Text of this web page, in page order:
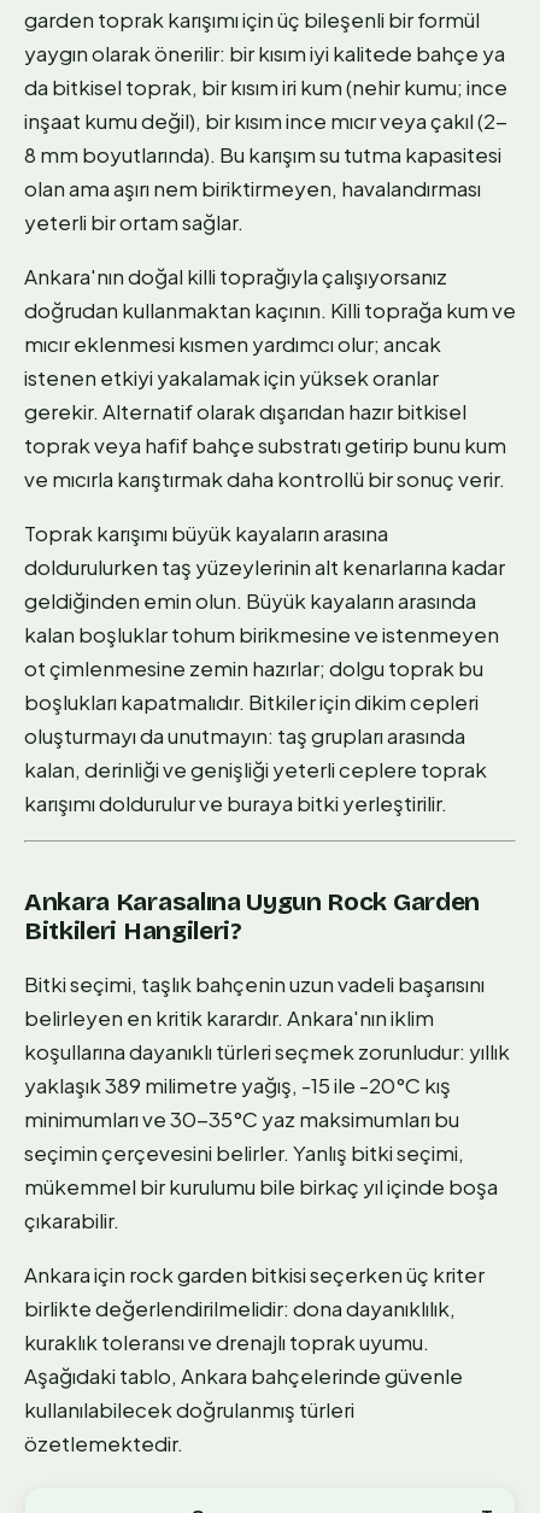
garden toprak karışımı için üç bileşenli bir formül
yaygın olarak önerilir: bir kısım iyi kalitede bahçe ya
da bitkisel toprak, bir kısım iri kum (nehir kumu; ince
inşaat kumu değil), bir kısım ince mıcır veya çakıl (2-
8 mm boyutlarında). Bu karışım su tutma kapasitesi
olan ama aşırı nem biriktirmeyen, havalandırması
yeterli bir ortam sağlar.
Ankara'nın doğal killi toprağıyla çalışıyorsanız
doğrudan kullanmaktan kaçının. Killi toprağa kum ve
mıcır eklenmesi kısmen yardımcı olur; ancak
istenen etkiyi yakalamak için yüksek oranlar
gerekir. Alternatif olarak dışarıdan hazır bitkisel
toprak veya hafif bahçe substratı getirip bunu kum
ve mıcırla karıştırmak daha kontrollü bir sonuç verir.
Toprak karışımı büyük kayaların arasına
doldurulurken taş yüzeylerinin alt kenarlarına kadar
geldiğinden emin olun. Büyük kayaların arasında
kalan boşluklar tohum birikmesine ve istenmeyen
ot çimlenmesine zemin hazırlar; dolgu toprak bu
boşlukları kapatmalıdır. Bitkiler için dikim cepleri
oluşturmayı da unutmayın: taş grupları arasında
kalan, derinliği ve genişliği yeterli ceplere toprak
karışımı doldurulur ve buraya bitki yerleştirilir.
Ankara Karasalına Uygun Rock Garden
Bitkileri Hangileri?
Bitki seçimi, taşlık bahçenin uzun vadeli başarısını
belirleyen en kritik karardır. Ankara'nın iklim
koşullarına dayanıklı türleri seçmek zorunludur: yıllık
yaklaşık 389 milimetre yağış, -15 ile -20°C kış
minimumları ve 30-35°C yaz maksimumları bu
seçimin çerçevesini belirler. Yanlış bitki seçimi,
mükemmel bir kurulumu bile birkaç yıl içinde boşa
çıkarabilir.
Ankara için rock garden bitkisi seçerken üç kriter
birlikte değerlendirilmelidir: dona dayanıklılık,
kuraklık toleransı ve drenajlı toprak uyumu.
Aşağıdaki tablo, Ankara bahçelerinde güvenle
kullanılabilecek doğrulanmış türleri
özetlemektedir.